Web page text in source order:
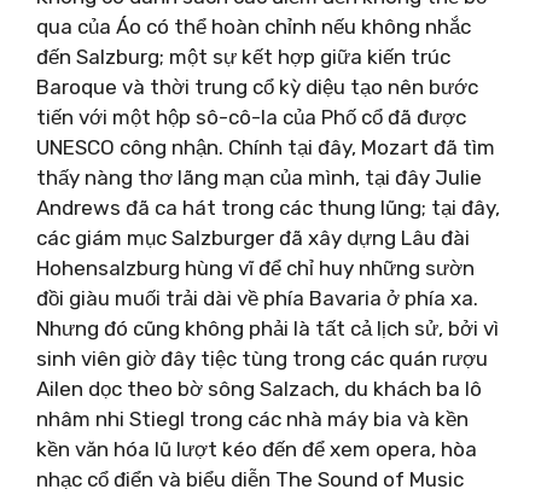
qua của Áo có thể hoàn chỉnh nếu không nhắc
đến Salzburg; một sự kết hợp giữa kiến ​​trúc
Baroque và thời trung cổ kỳ diệu tạo nên bước
tiến với một hộp sô-cô-la của Phố cổ đã được
UNESCO công nhận. Chính tại đây, Mozart đã tìm
thấy nàng thơ lãng mạn của mình, tại đây Julie
Andrews đã ca hát trong các thung lũng; tại đây,
các giám mục Salzburger đã xây dựng Lâu đài
Hohensalzburg hùng vĩ để chỉ huy những sườn
đồi giàu muối trải dài về phía Bavaria ở phía xa.
Nhưng đó cũng không phải là tất cả lịch sử, bởi vì
sinh viên giờ đây tiệc tùng trong các quán rượu
Ailen dọc theo bờ sông Salzach, du khách ba lô
nhâm nhi Stiegl trong các nhà máy bia và kền
kền văn hóa lũ lượt kéo đến để xem opera, hòa
nhạc cổ điển và biểu diễn The Sound of Music